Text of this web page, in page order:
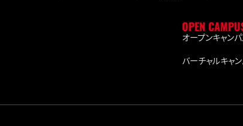
OPEN
オープンキャン
バーチャルキャ